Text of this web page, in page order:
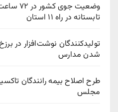
وضعیت
تابستانه در راه ۱۱ استان
تولیدکنندگان نوشت‌افزار در
شدن مدارس
طرح اصلاح بیمه رانندگان
مجلس